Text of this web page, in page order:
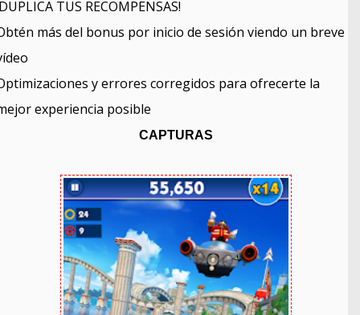
TUS RECOMPENSAS!
más del bonus por inicio de sesión viendo un breve
y errores corregidos para ofrecerte la
experiencia posible
CAPTURAS